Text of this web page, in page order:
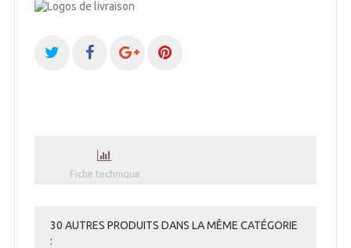
Fiche technique
30 AUTRES PRODUITS DANS LA MÊME CATÉGORIE
: